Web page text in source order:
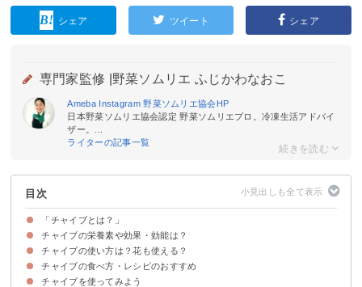
シェア ツイート シェア
専門家監修 | 野菜ソムリエ ふじかわなおこ
Ameba Instagram 野菜ソムリエ協会HP
日本野菜ソムリエ協会認定 野菜ソムリエプロ。冷凍生活アドバイ
ザー。...
ライターの記事一覧
目次
「チャイブとは？」
チャイブの植物学的な分類と生態
チャイブの味わい・香りなど特徴
チャイブとネギの違いは？代用できる？
チャイブの栄養素や効果・効能は？
①アリシン
②ビタミンA
③ビタミンC
④ビタミンK
⑤葉酸
チャイブの使い方は？花も使える？
チャイブの葉の使い方と合う料理
チャイブの花の使い方と合う料理
チャイブの食べ方・レシピのおすすめ
①チャイブバター
②チャイブ入りオムレツ
③チャイブクリームチーズ入りサーモンベーグル
④フェンネルとチャイブのハーブライス
チャイブを使ってみよう